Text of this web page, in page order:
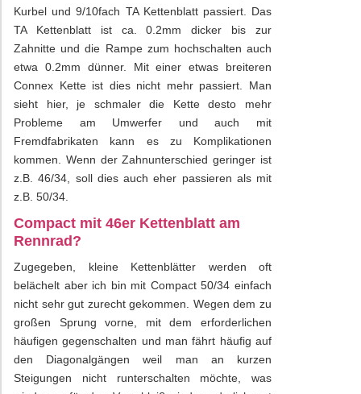
Kurbel und 9/10fach TA Kettenblatt passiert. Das
TA Kettenblatt ist ca. 0.2mm dicker bis zur
Zahnitte und die Rampe zum hochschalten auch
etwa 0.2mm dünner. Mit einer etwas breiteren
Connex Kette ist dies nicht mehr passiert. Man
sieht hier, je schmaler die Kette desto mehr
Probleme am Umwerfer und auch mit
Fremdfabrikaten kann es zu Komplikationen
kommen. Wenn der Zahnunterschied geringer ist
z.B. 46/34, soll dies auch eher passieren als mit
z.B. 50/34.
Compact mit 46er Kettenblatt am
Rennrad?
Zugegeben, kleine Kettenblätter werden oft
belächelt aber ich bin mit Compact 50/34 einfach
nicht sehr gut zurecht gekommen. Wegen dem zu
großen Sprung vorne, mit dem erforderlichen
häufigen gegenschalten und man fährt häufig auf
den Diagonalgängen weil man an kurzen
Steigungen nicht runterschalten möchte, was